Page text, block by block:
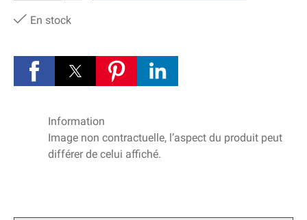
En stock
Information
Image non contractuelle, l’aspect du produit peut
différer de celui affiché.